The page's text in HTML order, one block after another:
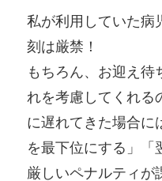
私が利用していた病
刻は厳禁！
もちろん、お迎え待
れを考慮してくれる
に遅れてきた場合に
を最下位にする」「
厳しいペナルティが